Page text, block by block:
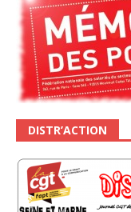
DISTR’ACTION